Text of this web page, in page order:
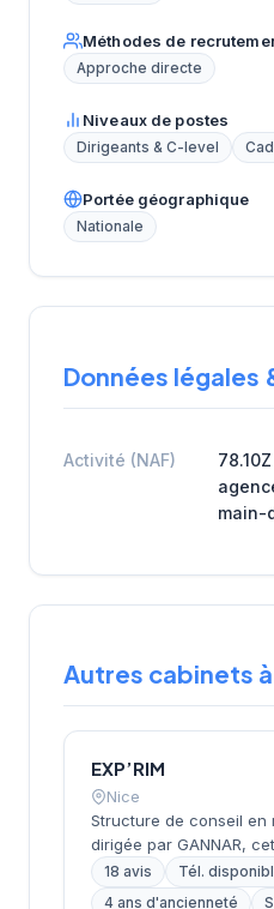
Méthodes de
Approche directe
Niveaux de postes
Dirigeants & C-level
Portée géographique
Nationale
Données légales
Activité (NAF)
main-
Autres cabinets
EXP’RIM
Nice
Structure de conseil en
dirigée par GANNAR,
intervient dans le
l'accompagnement des
18 avis
Tél.
4 ans d'ancienneté